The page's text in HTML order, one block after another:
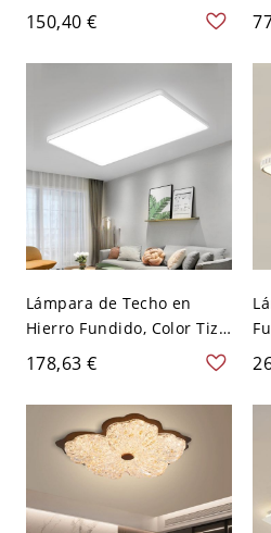
fundido ligero Chalk 1 con
luz pura y pantalla de
acrílico, 110V-120V,
150,40 €
Lámpara de Techo en
Hierro Fundido, Color Tiza,
1 Luz, Pantalla Acrílica,
LED Empotrado, Estilo
Moderno, 110V-120V, Tres
Niveles (Luz
Cálida/Blanca/Neutra de
Regulación), Rectangular,
35.5" (90cm)
178,63 €